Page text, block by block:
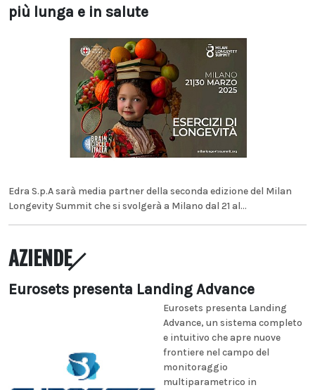
più lunga e in salute
Edra S.p.A sarà media partner della seconda edizione del Milan
Longevity Summit che si svolgerà a Milano dal 21 al...
AZIENDE
Eurosets presenta Landing Advance
Eurosets presenta Landing
Advance, un sistema completo
e intuitivo che apre nuove
frontiere nel campo del
monitoraggio
multiparametrico in